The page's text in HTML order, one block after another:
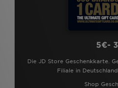
5€-
Die JD Store Geschenkkarte.
Filiale in
Shop